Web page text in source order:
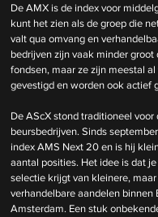
De AMX is de index voor
kunt het zien als de groep die
valt qua omvang en
bedrijven zijn vaak minder groot
fondsen, maar ze zijn meestal
gevestigd en worden ook actief
De AScX stond traditioneel voor
beursbedrijven. Sinds
index AMS Next 20 en is hij
aantal posities. Het idee is dat
selectie krijgt van kleinere,
verhandelbare aandelen binnen
Amsterdam. Een stuk